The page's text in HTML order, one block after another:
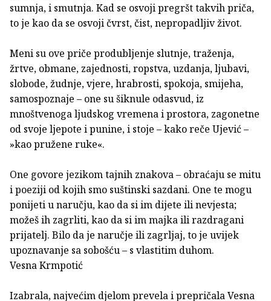
sumnja, i smutnja. Kad se osvoji pregršt takvih priča,
to je kao da se osvoji čvrst, čist, nepropadljiv život.
Meni su ove priče produbljenje slutnje, traženja,
žrtve, obmane, zajednosti, ropstva, uzdanja, ljubavi,
slobode, žudnje, vjere, hrabrosti, spokoja, smijeha,
samospoznaje – one su šiknule odasvud, iz
mnoštvenoga ljudskog vremena i prostora, zagonetne
od svoje ljepote i punine, i stoje – kako reče Ujević –
»kao pružene ruke«.
One govore jezikom tajnih znakova – obraćaju se mitu
i poeziji od kojih smo suštinski sazdani. One te mogu
ponijeti u naručju, kao da si im dijete ili nevjesta;
možeš ih zagrliti, kao da si im majka ili razdragani
prijatelj. Bilo da je naručje ili zagrljaj, to je uvijek
upoznavanje sa sobošću – s vlastitim duhom.
Vesna Krmpotić
Izabrala, najvećim djelom prevela i prepričala Vesna